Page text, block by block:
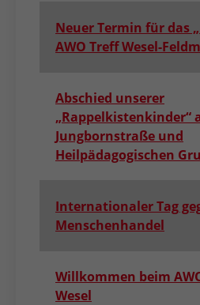
Neuer Termin für das
AWO Treff Wesel-
Abschied unserer
„Rappelkistenkinder“
Jungbornstraße und
Heilpädagogischen
Internationaler Tag
Menschenhandel
Willkommen beim
Wesel